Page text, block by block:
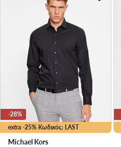
extra -25% Κωδικός: LAST
-28%
Michael Kors